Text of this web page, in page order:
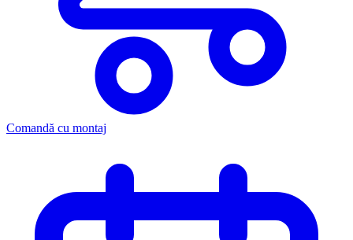
Comandă cu montaj